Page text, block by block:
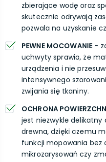
zbierające wodę oraz
skutecznie odrywają
pozwala na uzyskanie
PEWNE MOCOWANIE -
uchwyty sprawia, że
urządzenia i nie
intensywnego
zwijania się tkaniny.
OCHRONA
jest niezwykle delikatny
drewna, dzięki czemu
funkcji mopowania bez
mikrozarysowań czy